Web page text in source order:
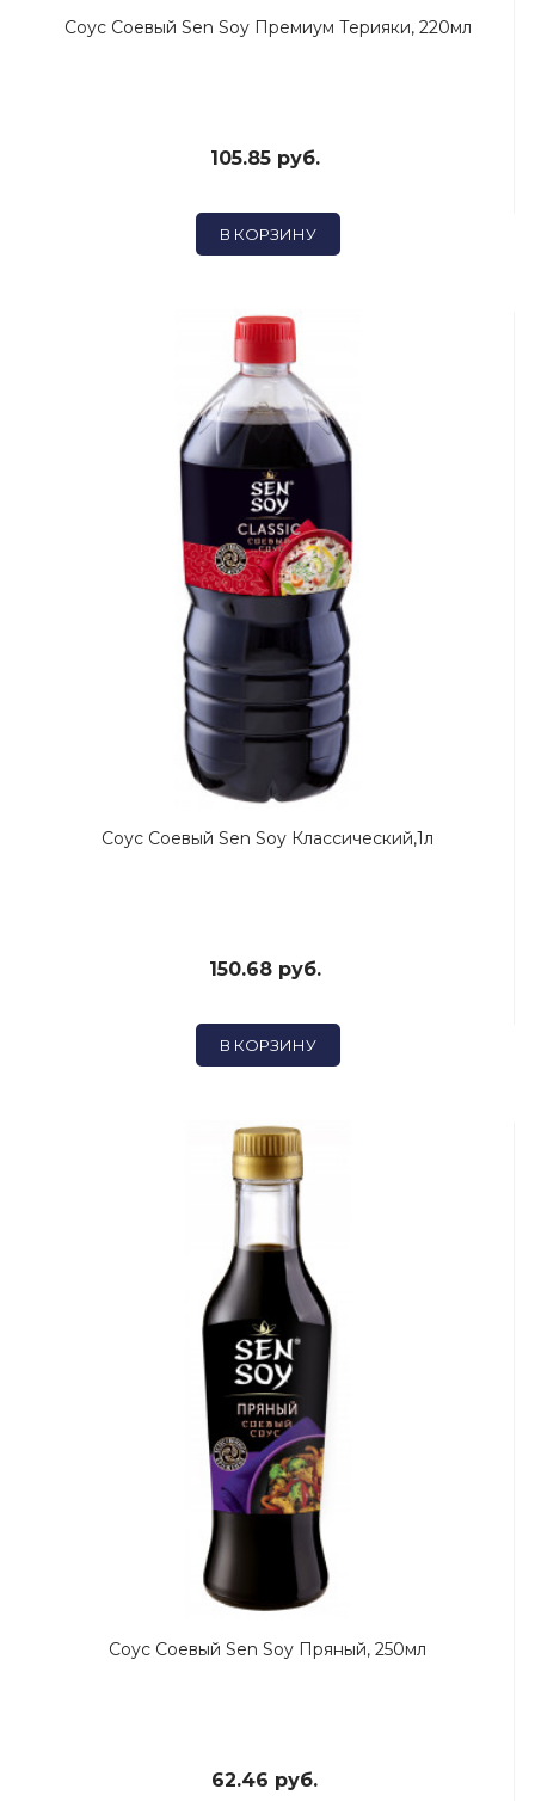
Соус Соевый Sen Soy Премиум Терияки, 220мл
105.85 руб.
В КОРЗИНУ
Соус Соевый Sen Soy Классический,1л
150.68 руб.
В КОРЗИНУ
Соус Соевый Sen Soy Пряный, 250мл
62.46 руб.